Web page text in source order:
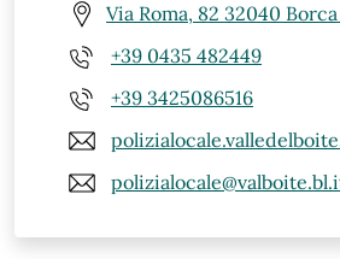
Via Roma, 82 32040
+39 0435 482449
+39 3425086516